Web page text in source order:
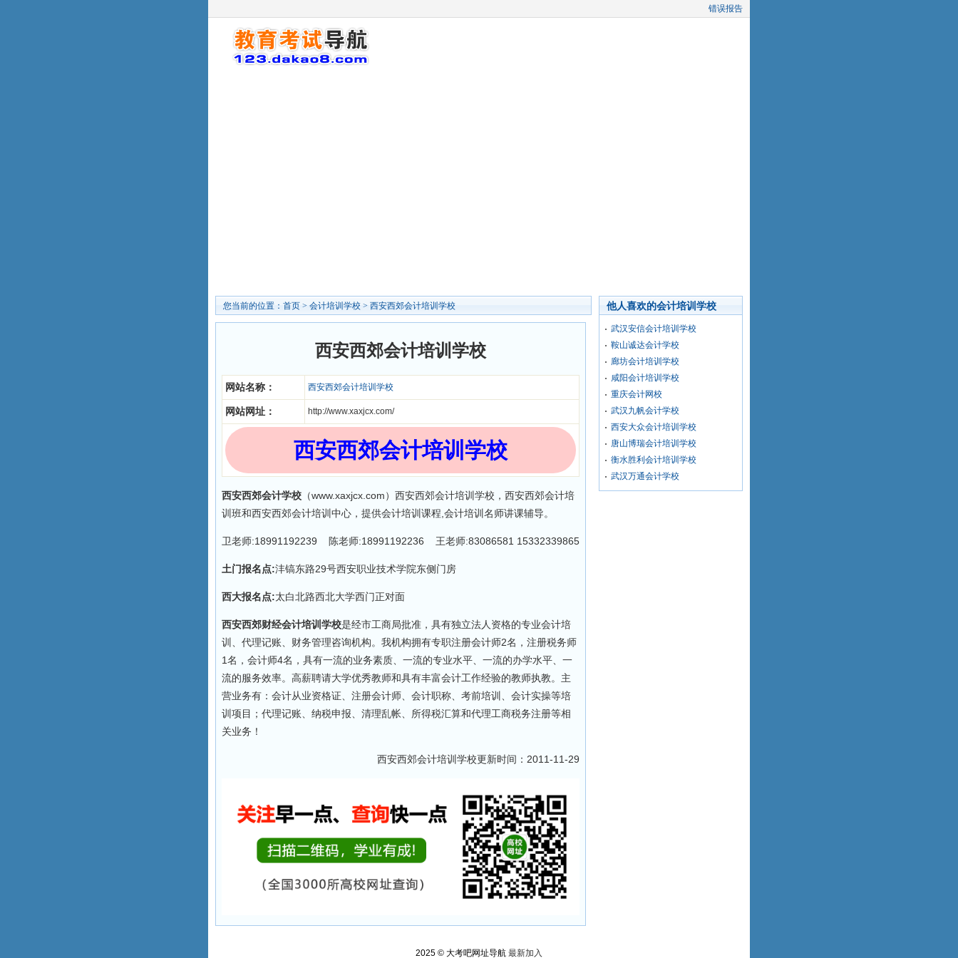
错误报告
您当前的位置： 首页 > 会计培训学校 > 西安西郊会计培训学校
西安西郊会计培训学校
网站名称： 西安西郊会计培训学校
网站网址： http://www.xaxjcx.com/
西安西郊会计培训学校
西安西郊会计学校 （www.xaxjcx.com）西安西郊会计培训学校，西安西郊会计培
训班和西安西郊会计培训中心，提供会计培训课程,会计培训名师讲课辅导。
卫老师:18991192239 陈老师:18991192236 王老师:83086581 15332339865
土门报名点:沣镐东路29号西安职业技术学院东侧门房
西大报名点:太白北路西北大学西门正对面
西安西郊财经会计培训学校是经市工商局批准，具有独立法人资格的专业会计培
训、代理记账、财务管理咨询机构。我机构拥有专职注册会计师2名，注册税务师
1名，会计师4名，具有一流的业务素质、一流的专业水平、一流的办学水平、一
流的服务效率。高薪聘请大学优秀教师和具有丰富会计工作经验的教师执教。主
营业务有：会计从业资格证、注册会计师、会计职称、考前培训、会计实操等培
训项目；代理记账、纳税申报、清理乱帐、所得税汇算和代理工商税务注册等相
关业务！
西安西郊会计培训学校更新时间：2011-11-29
他人喜欢的会计培训学校
武汉安信会计培训学校
鞍山诚达会计学校
廊坊会计培训学校
咸阳会计培训学校
重庆会计网校
武汉九帆会计学校
西安大众会计培训学校
唐山博瑞会计培训学校
衡水胜利会计培训学校
武汉万通会计学校
2025 © 大考吧网址导航 最新加入